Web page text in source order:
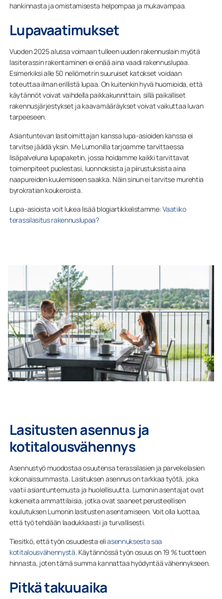
hankinnasta ja omistamisesta helpompaa ja mukavampaa.
Lupavaatimukset
Vuoden 2025 alussa voimaan tulleen uuden rakennuslain myötä
lasiterassin rakentaminen ei enää aina vaadi rakennuslupaa.
Esimerkiksi alle 50 neliömetrin suuruiset katokset voidaan
toteuttaa ilman erillistä lupaa. On kuitenkin hyvä huomioida, että
käytännöt voivat vaihdella paikkakunnittain, sillä paikalliset
rakennusjärjestykset ja kaavamääräykset voivat vaikuttaa luvan
tarpeeseen.
Asiantuntevan lasitoimittajan kanssa lupa-asioiden kanssa ei
tarvitse jäädä yksin. Me Lumonilla tarjoamme tarvittaessa
lisäpalveluna lupapaketin, jossa hoidamme kaikki tarvittavat
toimenpiteet puolestasi, luonnoksista ja piirustuksista aina
naapureiden kuulemiseen saakka. Näin sinun ei tarvitse murehtia
byrokratian koukeroista.
Lupa-asioista voit lukea lisää blogiartikkelistamme:Vaatiiko
terassilasitus rakennuslupaa?
Lasitusten asennus ja
kotitalousvähennys
Asennustyö muodostaa osuutensa terassilasien ja parvekelasien
kokonaissummasta. Lasituksen asennus on tarkkaa työtä, joka
vaatii asiantuntemusta ja huolellisuutta. Lumonin asentajat ovat
kokeneita ammattilaisia, jotka ovat saaneet perusteellisen
koulutuksen Lumonin lasitusten asentamiseen. Voit olla luottaa,
että työ tehdään laadukkaasti ja turvallisesti.
Tiesitkö, että työn osuudesta eliasennuksesta saa
kotitalousvähennystä. Käytännössä työn osuus on 19 % tuotteen
hinnasta, joten tämä summa kannattaa hyödyntää vähennykseen.
Pitkä takuuaika